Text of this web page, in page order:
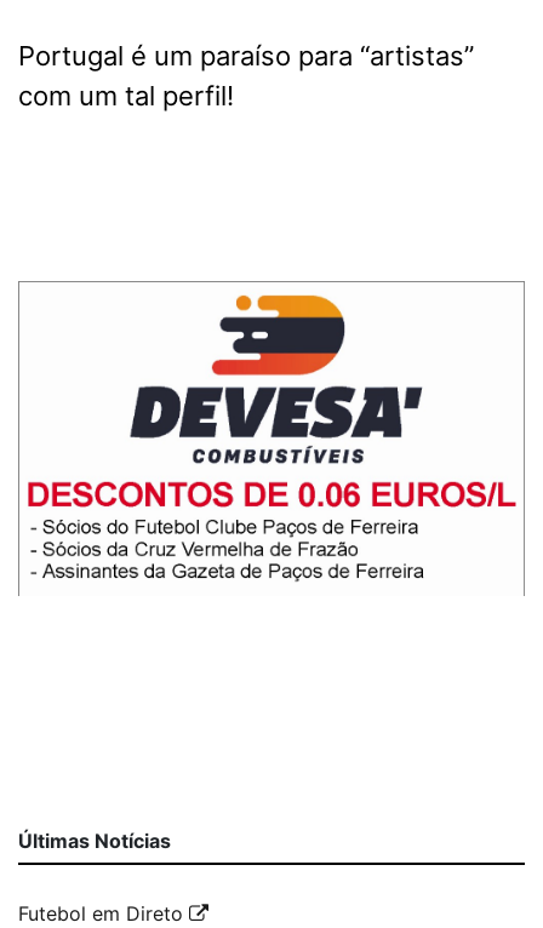
Portugal é um paraíso para “artistas”
com um tal perfil!
Últimas Notícias
Futebol em Direto